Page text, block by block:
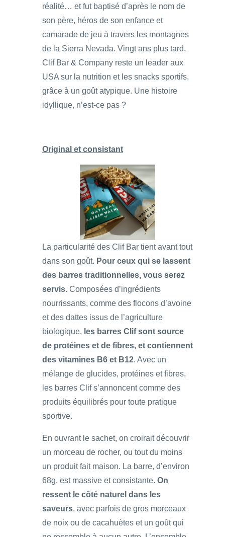
réalité… et fut baptisé d’après le nom de
son père, héros de son enfance et
camarade de jeu à travers les montagnes
de la Sierra Nevada. Vingt ans plus tard,
Clif Bar & Company reste un leader aux
USA sur la nutrition et les snacks sportifs,
grâce à un goût atypique. Une histoire
idyllique, n’est-ce pas ?
Original et consistant
La particularité des Clif Bar tient avant tout
dans son goût. Pour ceux qui se lassent
des barres traditionnelles, vous serez
servis. Composées d’ingrédients
nourrissants, comme des flocons d’avoine
et des dattes issus de l’agriculture
biologique, les barres Clif sont source
de protéines et de fibres, et contiennent
des vitamines B6 et B12. Avec un
mélange de glucides, protéines et fibres,
les barres Clif s’annoncent comme des
produits équilibrés pour toute pratique
sportive.
En ouvrant le sachet, on croirait découvrir
un morceau de rocher, ou tout du moins
un produit fait maison. La barre, d’environ
68g, est massive et consistante. On
ressent le côté naturel dans les
saveurs, avec parfois de gros morceaux
de noix ou de cacahuètes et un goût qui